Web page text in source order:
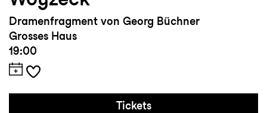
Dramenfragment von Georg Büchner
Grosses Haus
19:00
Tickets